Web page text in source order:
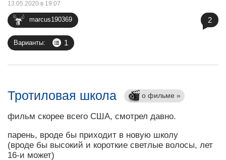
marcus190369
13.05.2020 в 19:07
Варианты: 1
2
Тротиловая школа о фильме »
фильм скорее всего США, смотрел давно.
парень, вроде бы приходит в новую школу
(вроде бы высокий и короткие светлые волосы, лет
16-и может)